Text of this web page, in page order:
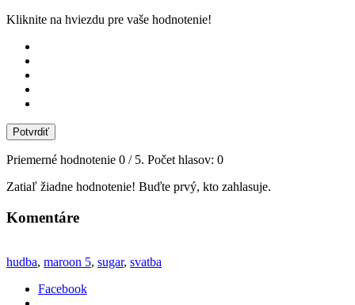
Kliknite na hviezdu pre vaše hodnotenie!
Potvrdiť
Priemerné hodnotenie 0 / 5. Počet hlasov: 0
Zatiaľ žiadne hodnotenie! Buďte prvý, kto zahlasuje.
Komentáre
hudba, maroon 5, sugar, svatba
Facebook